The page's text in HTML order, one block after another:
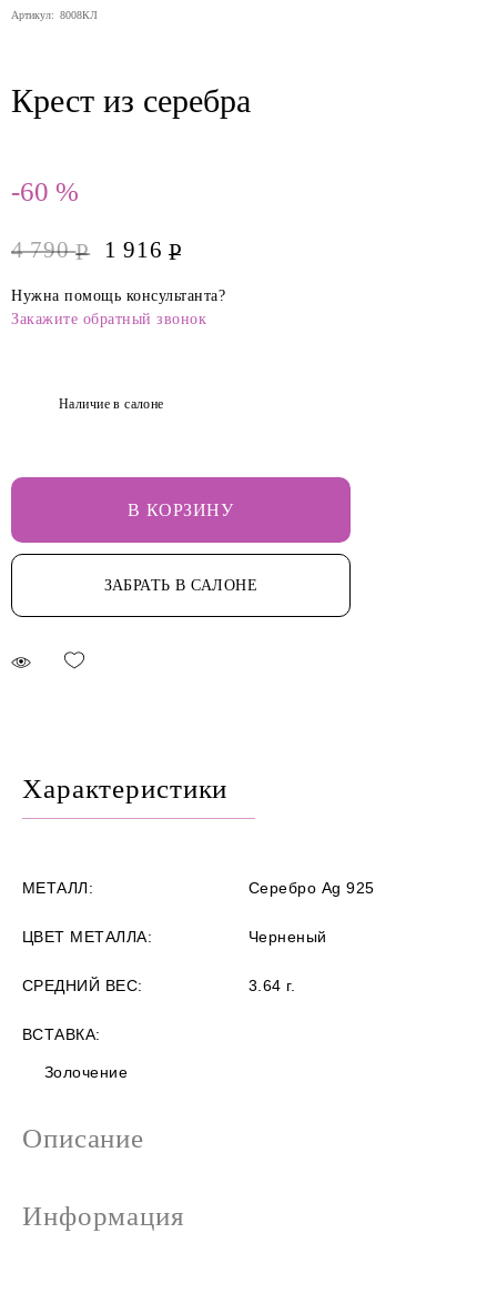
Артикул: 8008КЛ
Крест из серебра
-60 %
4 790 Р 1 916 Р
Нужна помощь консультанта?
Закажите обратный звонок
Наличие в салоне
В КОРЗИНУ
ЗАБРАТЬ В САЛОНЕ
Характеристики
Описание
Информация
МЕТАЛЛ: Серебро Ag 925
ЦВЕТ МЕТАЛЛА: Черненый
СРЕДНИЙ ВЕС: 3.64 г.
ВСТАВКА:
Золочение